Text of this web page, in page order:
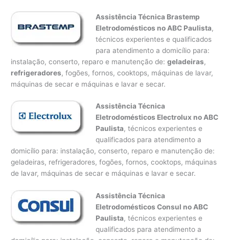
Assistência Técnica Brastemp
Eletrodomésticos no ABC Paulista,
técnicos experientes e qualificados
para atendimento a domicílio para:
instalação, conserto, reparo e manutenção de:geladeiras,
refrigeradores, fogões, fornos, cooktops, máquinas de lavar,
máquinas de secar e máquinas e lavar e secar.
Assistência Técnica
Eletrodomésticos Electrolux no ABC
Paulista, técnicos experientes e
qualificados para atendimento a
domicílio para: instalação, conserto, reparo e manutenção de:
geladeiras, refrigeradores, fogões, fornos, cooktops, máquinas
de lavar, máquinas de secar e máquinas e lavar e secar.
Assistência Técnica
Eletrodomésticos Consul no ABC
Paulista, técnicos experientes e
qualificados para atendimento a